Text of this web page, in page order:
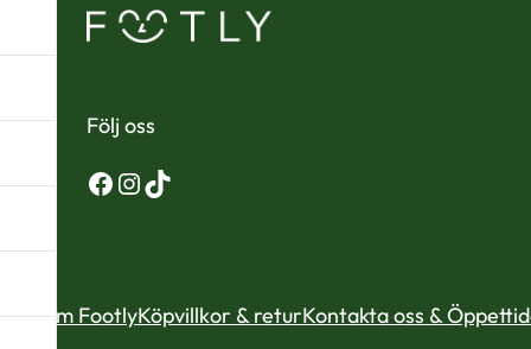
Följ oss
Facebook
Instagram
TikTok
Om FootlyKöpvillkor & returKontakta oss &